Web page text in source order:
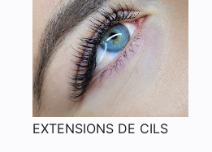
EXTENSIONS DE CILS